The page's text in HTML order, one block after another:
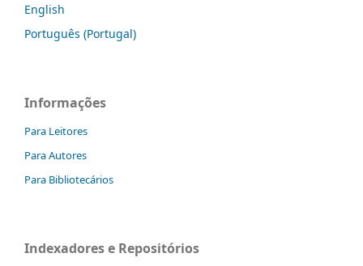
English
Português (Portugal)
Informações
Para Leitores
Para Autores
Para Bibliotecários
Indexadores e Repositórios